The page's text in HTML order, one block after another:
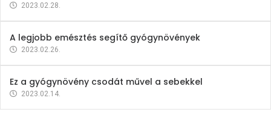
2023.02.28.
A legjobb emésztés segítő gyógynövények
2023.02.26.
Ez a gyógynövény csodát művel a sebekkel
2023.02.14.
Vitaminok